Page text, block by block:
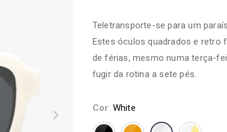
Teletransporte-se para um
Estes óculos quadrados e retro
de férias, mesmo numa terça-
fugir da rotina a sete pés.
Cor: White